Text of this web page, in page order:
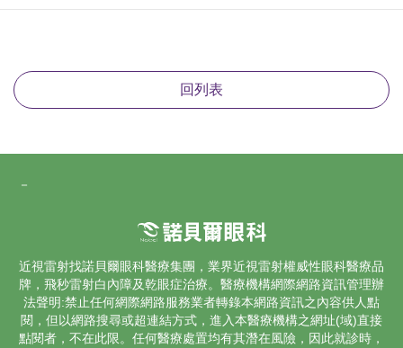
回列表
－
近視雷射找諾貝爾眼科醫療集團，業界近視雷射權威性眼科醫療品
牌，飛秒雷射白內障及乾眼症治療。醫療機構網際網路資訊管理辦
法聲明:禁止任何網際網路服務業者轉錄本網路資訊之內容供人點
閱，但以網路搜尋或超連結方式，進入本醫療機構之網址(域)直接
點閱者，不在此限。任何醫療處置均有其潛在風險，因此就診時，